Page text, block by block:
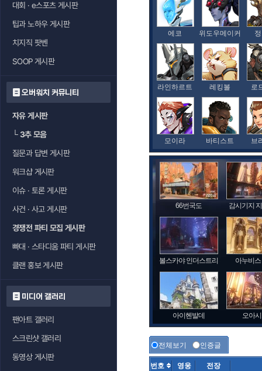
대회 · e스포츠 게시판
팁과 노하우 게시판
치지직 팟벤
SOOP 게시판
오버워치 커뮤니티
자유 게시판
└3추 모음
질문과 답변 게시판
워크샵 게시판
이슈 · 토론 게시판
사건 · 사고 게시판
경쟁전 파티 모집 게시판
빠대 · 스타디움 파티 게시판
클랜 홍보 게시판
미디어 갤러리
팬아트 갤러리
스크린샷 갤러리
동영상 게시판
에코 위도우메이커
라인하르트 레킹볼 로
모이라 바티스트 브
66번국도 감시기지
볼스카야 인더스트리 아누비
아이헨발데 오아
전체보기 인증글
번호 영웅 전장